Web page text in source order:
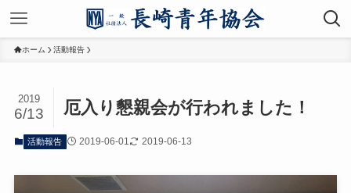
ホーム 活動報告
厄入り懇親会が行われました！
2019
6/13
活動報告 2019-06-01 2019-06-13